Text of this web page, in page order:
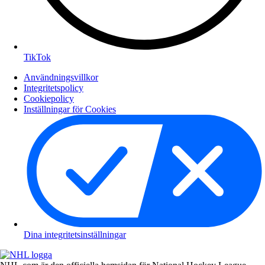
TikTok
Användningsvillkor
Integritetspolicy
Cookiepolicy
Inställningar för Cookies
Dina integritetsinställningar